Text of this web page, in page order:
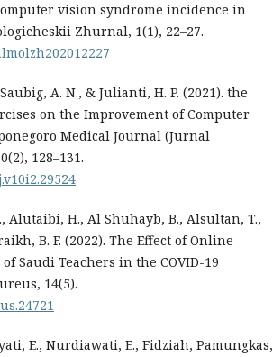
vision syndrome incidence in
Zhurnal, 1(1), 22–27.
A. N., & Julianti, H. P. (2021). the
on the Improvement of Computer
Medical Journal (Jurnal
128–131.
Alutaibi, H., Al Shuhayb, B., Alsultan, T.,
B. F. (2022). The Effect of Online
Saudi Teachers in the COVID-19
14(5).
E., Nurdiawati, E., Fidziah, Pamungkas,